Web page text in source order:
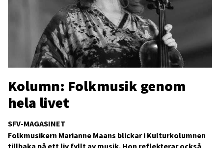
SFV-MAGASINET
Kolumn: Folkmusik genom
hela livet
Folkmusikern Marianne Maans blickar i Kulturkolumnen